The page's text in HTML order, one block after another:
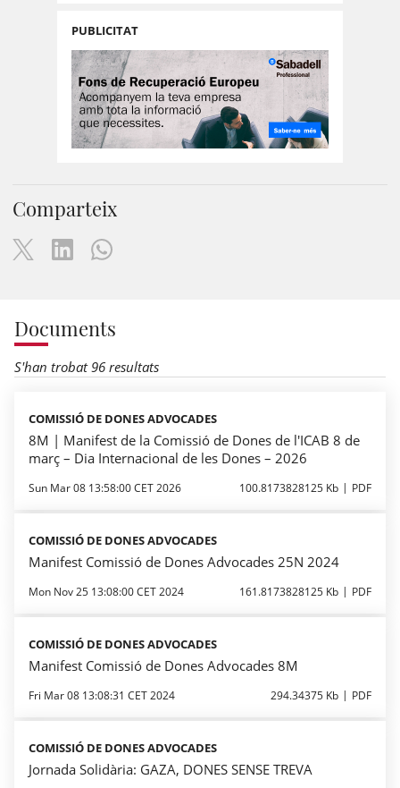
PUBLICITAT
Comparteix
Documents
S'han trobat 96 resultats
COMISSIÓ DE DONES ADVOCADES
8M | Manifest de la Comissió de Dones de l'ICAB 8 de
març – Dia Internacional de les Dones – 2026
Sun Mar 08 13:58:00 CET 2026 100.8173828125 Kb PDF
COMISSIÓ DE DONES ADVOCADES
Manifest Comissió de Dones Advocades 25N 2024
Mon Nov 25 13:08:00 CET 2024 161.8173828125 Kb PDF
COMISSIÓ DE DONES ADVOCADES
Manifest Comissió de Dones Advocades 8M
Fri Mar 08 13:08:31 CET 2024 294.34375 Kb PDF
COMISSIÓ DE DONES ADVOCADES
Jornada Solidària: GAZA, DONES SENSE TREVA